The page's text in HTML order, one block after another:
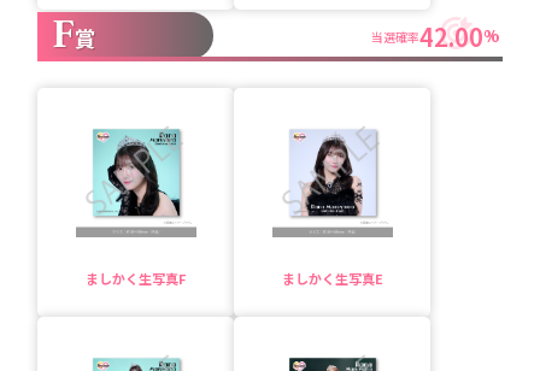
F賞 当選確率42.00%
ましかく生写真F ましかく生写真E